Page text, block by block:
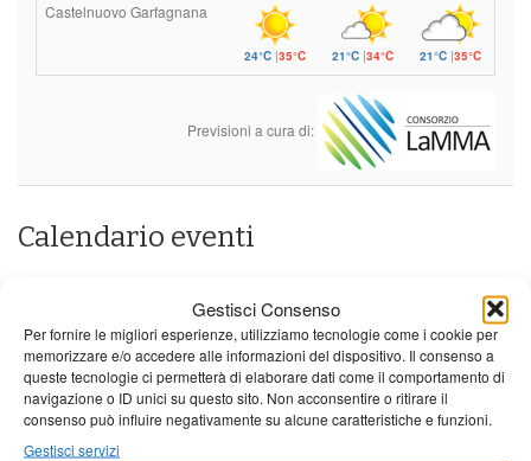
Gestisci Consenso
Per fornire le migliori esperienze, utilizziamo tecnologie come i cookie per
memorizzare e/o accedere alle informazioni del dispositivo. Il consenso a
queste tecnologie ci permetterà di elaborare dati come il comportamento di
navigazione o ID unici su questo sito. Non acconsentire o ritirare il
consenso può influire negativamente su alcune caratteristiche e funzioni.
Gestisci servizi
Castelnuovo Garfagnana
24°C |35°C 21°C |34°C 21°C |35°C
Previsioni a cura di:
Calendario eventi
Set »
L
M M G V S
D
1
2
3
4 5 6 7 8
10
11